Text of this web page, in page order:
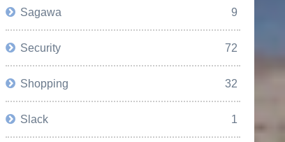
Sagawa 9
Security 72
Shopping 32
Slack 1